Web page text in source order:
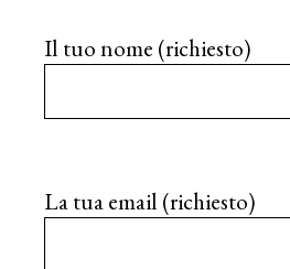
Il tuo nome (richiesto)
La tua email (richiesto)